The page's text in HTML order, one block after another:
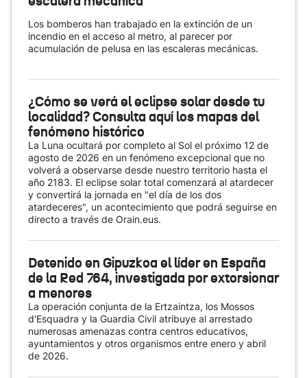
Los bomberos han trabajado en la extinción de un
incendio en el acceso al metro, al parecer por
acumulación de pelusa en las escaleras mecánicas.
¿Cómo se verá el eclipse solar desde tu
localidad? Consulta aquí los mapas del
fenómeno histórico
La Luna ocultará por completo al Sol el próximo 12 de
agosto de 2026 en un fenómeno excepcional que no
volverá a observarse desde nuestro territorio hasta el
año 2183. El eclipse solar total comenzará al atardecer
y convertirá la jornada en "el día de los dos
atardeceres", un acontecimiento que podrá seguirse en
directo a través de Orain.eus.
Detenido en Gipuzkoa el líder en España
de la Red 764, investigada por extorsionar
a menores
La operación conjunta de la Ertzaintza, los Mossos
d'Esquadra y la Guardia Civil atribuye al arrestado
numerosas amenazas contra centros educativos,
ayuntamientos y otros organismos entre enero y abril
de 2026.